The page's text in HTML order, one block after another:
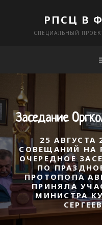
РПСЦ В
СПЕЦИАЛЬНЫЙ
Заседание
25 АВГУСТА
СОВЕЩАНИЙ
ОЧЕРЕДНОЕ
ПО
ПРОТОПОПА
ПРИНЯЛА
МИНИСТРА